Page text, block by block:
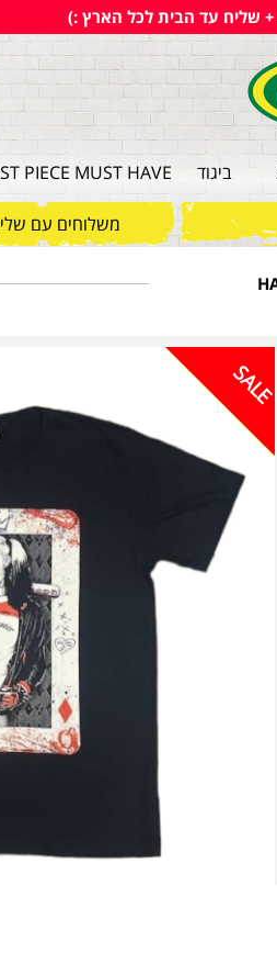
+ שליח עד הבית לכל הארץ :)
ביגוד MUST HAVE
PIECE
משלוחים עם
SALE